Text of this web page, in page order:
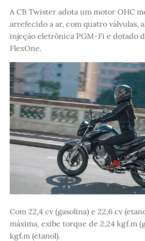
A CB Twister adota um motor OHC
arrefecido a ar, com quatro válvulas,
injeção eletrônica PGM-Fi e dotado
FlexOne.
Com 22,4 cv (gasolina) e 22,6 cv
máxima, exibe torque de 2,24 kgf.m
kgf.m (etanol).